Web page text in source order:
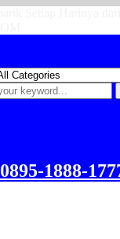
0895-1888-